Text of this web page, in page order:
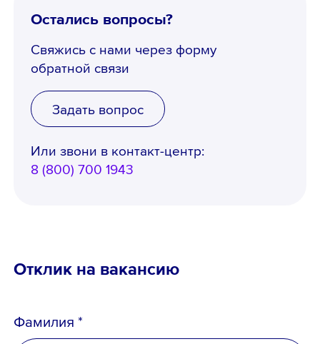
Остались вопросы?
Свяжись с нами через форму
обратной связи
Задать вопрос
Или звони в контакт-центр:
8 (800) 700 1943
Вопрос *
Ознакомлен сПолитикой
Порядком формирования кадрового
резерва
Отклик на вакансию
Фамилия *